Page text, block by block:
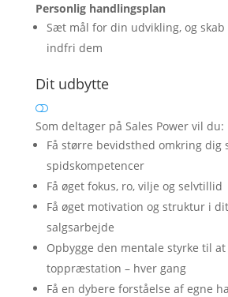
Personlig handlingsplan
Sæt mål for din udvikling, og
indfri dem
Dit udbytte
Som deltager på Sales Power vil du:
Få større bevidsthed omkring dig
spidskompetencer
Få øget fokus, ro, vilje og selvtillid
Få øget motivation og struktur i
salgsarbejde
Opbygge den mentale styrke til at
toppræstation – hver gang
Få en dybere forståelse af egne